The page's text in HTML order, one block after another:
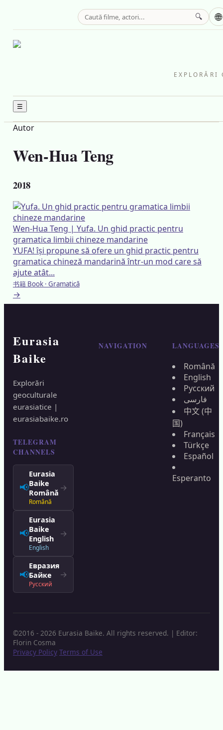
EXPLORĂRI
☰
🔍 🌐
Autor
Wen-Hua Teng
2018
Wen-Hua Teng | Yufa. Un ghid practic pentru
gramatica limbii chineze mandarine
YUFA! își propune să ofere un ghid practic pentru
gramatica chineză mandarină într-un mod care să
ajute atât...
书籍 Book · Gramatică
→
Eurasia
Baike
Explorări
geoculturale
eurasiatice |
eurasiabaike.ro
TELEGRAM
CHANNELS
📢
Eurasia
Baike
Română
Română
→
📢
Eurasia
Baike
English
English
→
📢
Евразия
Байке
Русский
→
NAVIGATION LANGUAGES
Română
English
Русский
فارسی
中文 (中
国)
Français
Türkçe
Español
Esperanto
©2016 - 2026 Eurasia Baike. All rights reserved. | Editor:
Florin Cosma
Privacy Policy Terms of Use